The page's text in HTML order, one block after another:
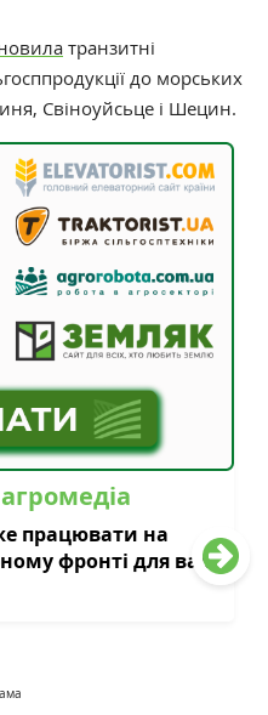
транзитні
до морських
Свіноуйсьце і Шецин.
працювати на
фронті для вас